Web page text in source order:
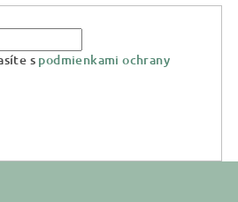
s podmienkami ochrany